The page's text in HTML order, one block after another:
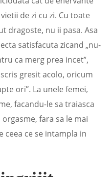
de zi cu zi. Cu toate
dragoste, nu ii pasa. Asa
satisfacuta zicand „nu-
ca merg prea incet”,
gresit acolo, oricum
ori”. La unele femei,
facandu-le sa traiasca
fara sa le mai
ceea ce se intampla in